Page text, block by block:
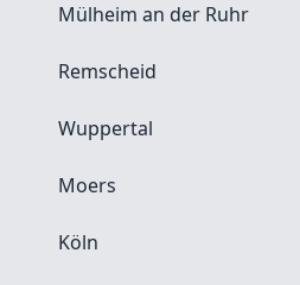
Mülheim an der Ruhr
Remscheid
Wuppertal
Moers
Köln